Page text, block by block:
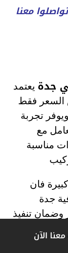
معنا
جدة يعتمد
السعر فقط
تجربة
مع
مناسبة
فان
جدة
وضمان تنفيذ
الآن